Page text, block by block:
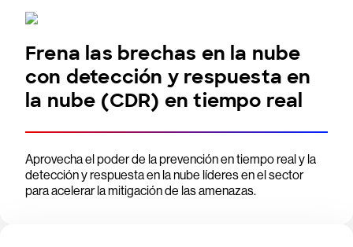
Frena las brechas en la nube
con detección y respuesta en
la nube (CDR) en tiempo real
Aprovecha el poder de la prevención en tiempo real y la
detección y respuesta en la nube líderes en el sector
para acelerar la mitigación de las amenazas.